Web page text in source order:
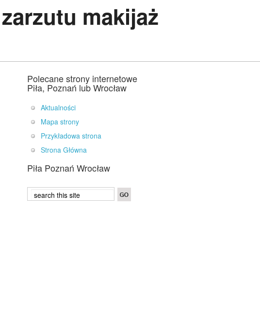
makijaż
Polecane strony internetowe
Piła, Poznań lub Wrocław
Aktualności
Mapa strony
Przykładowa strona
Strona Główna
Piła Poznań Wrocław